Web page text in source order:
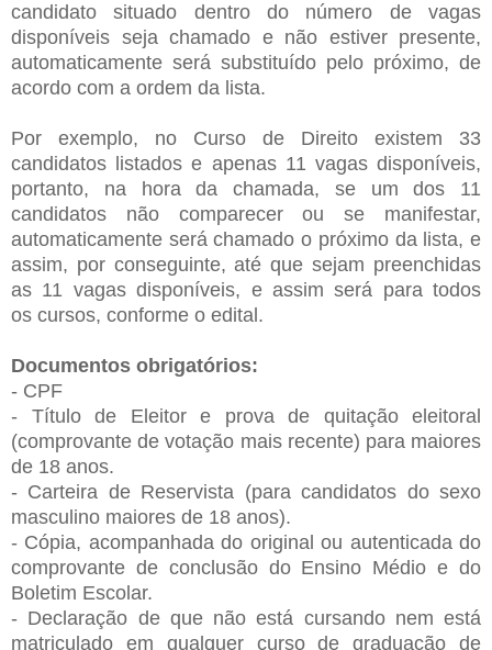
candidato situado dentro do número de vagas
disponíveis seja chamado e não estiver presente,
automaticamente será substituído pelo próximo, de
acordo com a ordem da lista.
Por exemplo, no Curso de Direito existem 33
candidatos listados e apenas 11 vagas disponíveis,
portanto, na hora da chamada, se um dos 11
candidatos não comparecer ou se manifestar,
automaticamente seráchamado o próximo da lista, e
assim, por conseguinte, até que sejam preenchidas
as 11 vagas disponíveis, e assim será para todos
os cursos, conforme o edital.
Documentos obrigatórios:
- CPF
- Título de Eleitor e prova de quitação eleitoral
(comprovante devotação mais recente) para maiores
de 18 anos.
- Carteira de Reservista (para candidatos do sexo
masculino maiores de 18 anos).
- Cópia, acompanhada do original ou autenticada do
comprovante de conclusão do Ensino Médio e do
Boletim Escolar.
- Declaração de que não está cursando nem está
matriculado em qualquer curso de graduação de